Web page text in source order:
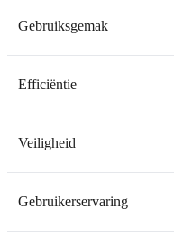
Gebruiksgemak
Efficiëntie
Veiligheid
Gebruikerservaring